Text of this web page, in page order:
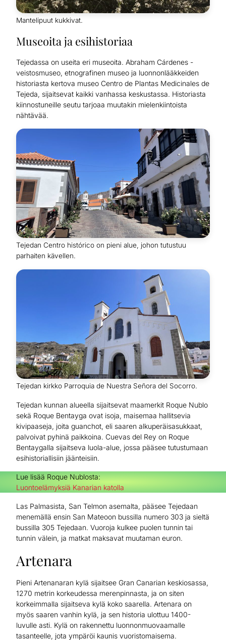
Mantelipuut kukkivat.
Museoita ja esihistoriaa
Tejedassa on useita eri museoita. Abraham Cárdenes -
veistosmuseo, etnografinen museo ja luonnonlääkkeiden
historiasta kertova museo Centro de Plantas Medicinales de
Tejeda, sijaitsevat kaikki vanhassa keskustassa. Historiasta
kiinnostuneille seutu tarjoaa muutakin mielenkiintoista
nähtävää.
Tejedan Centro histórico on pieni alue, johon tutustuu
parhaiten kävellen.
Tejedan kirkko Parroquia de Nuestra Señora del Socorro.
Tejedan kunnan alueella sijaitsevat maamerkit Roque Nublo
sekä Roque Bentayga ovat isoja, maisemaa hallitsevia
kivipaaseja, joita guanchot, eli saaren alkuperäisasukkaat,
palvoivat pyhinä paikkoina. Cuevas del Rey on Roque
Bentaygalla sijaitseva luola-alue, jossa pääsee tutustumaan
esihistoriallisiin jäänteisiin.
Lue lisää Roque Nublosta:
Luontoelämyksiä Kanarian katolla
Las Palmasista, San Telmon asemalta, pääsee Tejedaan
menemällä ensin San Mateoon bussilla numero 303 ja sieltä
bussilla 305 Tejedaan. Vuoroja kulkee puolen tunnin tai
tunnin välein, ja matkat maksavat muutaman euron.
Artenara
Pieni Artenanaran kylä sijaitsee Gran Canarian keskiosassa,
1270 metrin korkeudessa merenpinnasta, ja on siten
korkeimmalla sijaitseva kylä koko saarella. Artenara on
myös saaren vanhin kylä, ja sen historia ulottuu 1400-
luvulle asti. Kylä on rakennettu luonnonmuovaamalle
tasanteelle, jota ympäröi kaunis vuoristomaisema.